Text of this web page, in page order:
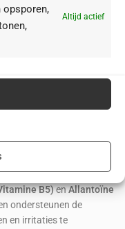
Altijd actief
(Trehalose, Pullulan,
van de huid na. Dit
brengen en verminderen
vochtgehalte.
als de andere PRO-
van de huid. Deze
(SOD, Thiotaine en
te voorkomen door
B5)enAllantoïne
ondersteunen de
en irritaties te